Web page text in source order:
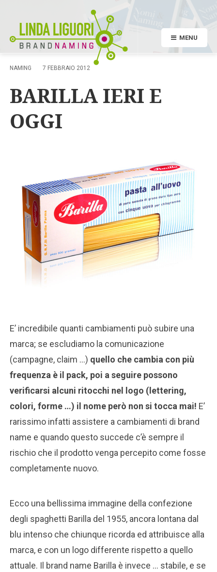
MENU
NAMING 7 FEBBRAIO 2012
BARILLA IERI E
OGGI
E’ incredibile quanti cambiamenti può subire una
marca; se escludiamo la comunicazione
(campagne, claim …) quello che cambia con più
frequenza è il pack, poi a seguire possono
verificarsi alcuni ritocchi nel logo (lettering,
colori, forme …) il nome però non si tocca mai! E’
rarissimo infatti assistere a cambiamenti di brand
name e quando questo succede c’è sempre il
rischio che il prodotto venga percepito come fosse
completamente nuovo.
Ecco una bellissima immagine della confezione
degli spaghetti Barilla del 1955, ancora lontana dal
blu intenso che chiunque ricorda ed attribuisce alla
marca, e con un logo differente rispetto a quello
attuale. Il brand name Barilla è invece … stabile, e se